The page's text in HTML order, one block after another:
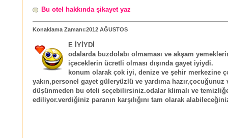
Bu otel hakkında şikayet yaz
Konaklama Zamanı:2012 AĞUSTOS
E İYİYDİ
odalarda buzdolabı olmaması ve akşam
içeceklerin ücretli olması dışında gayet iyiydi.
konum olarak çok iyi, denize ve şehir merkezine
yakın,personel gayet güleryüzlü ve yardıma hazır,çocuğunuz
düşünmeden bu oteli seçebilirsiniz.odalar klimalı ve
ediliyor.verdiğiniz paranın karşılığını tam olarak